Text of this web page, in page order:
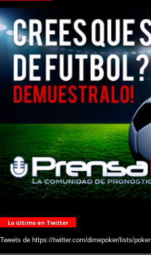
Lo último en Twitter
Tweets de https://twitter.com/dimepoker/lists/poker